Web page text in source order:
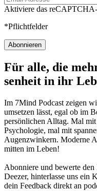
Aktiviere das
*Pflichtfelder
Abonnieren
Für alle, die
sen­heit in ihr
Im 7Mind Pod­cast zeigen
umset­zen lässt, egal ob im
per­sön­li­chen Alltag. Mal mit
Psy­cho­lo­gie, mal mit
Augen­zwin­kern. Moderne
mitten im Leben!
Abon­niere und bewerte
Deezer, hin­ter­lasse uns ein
dein Feed­back direkt an